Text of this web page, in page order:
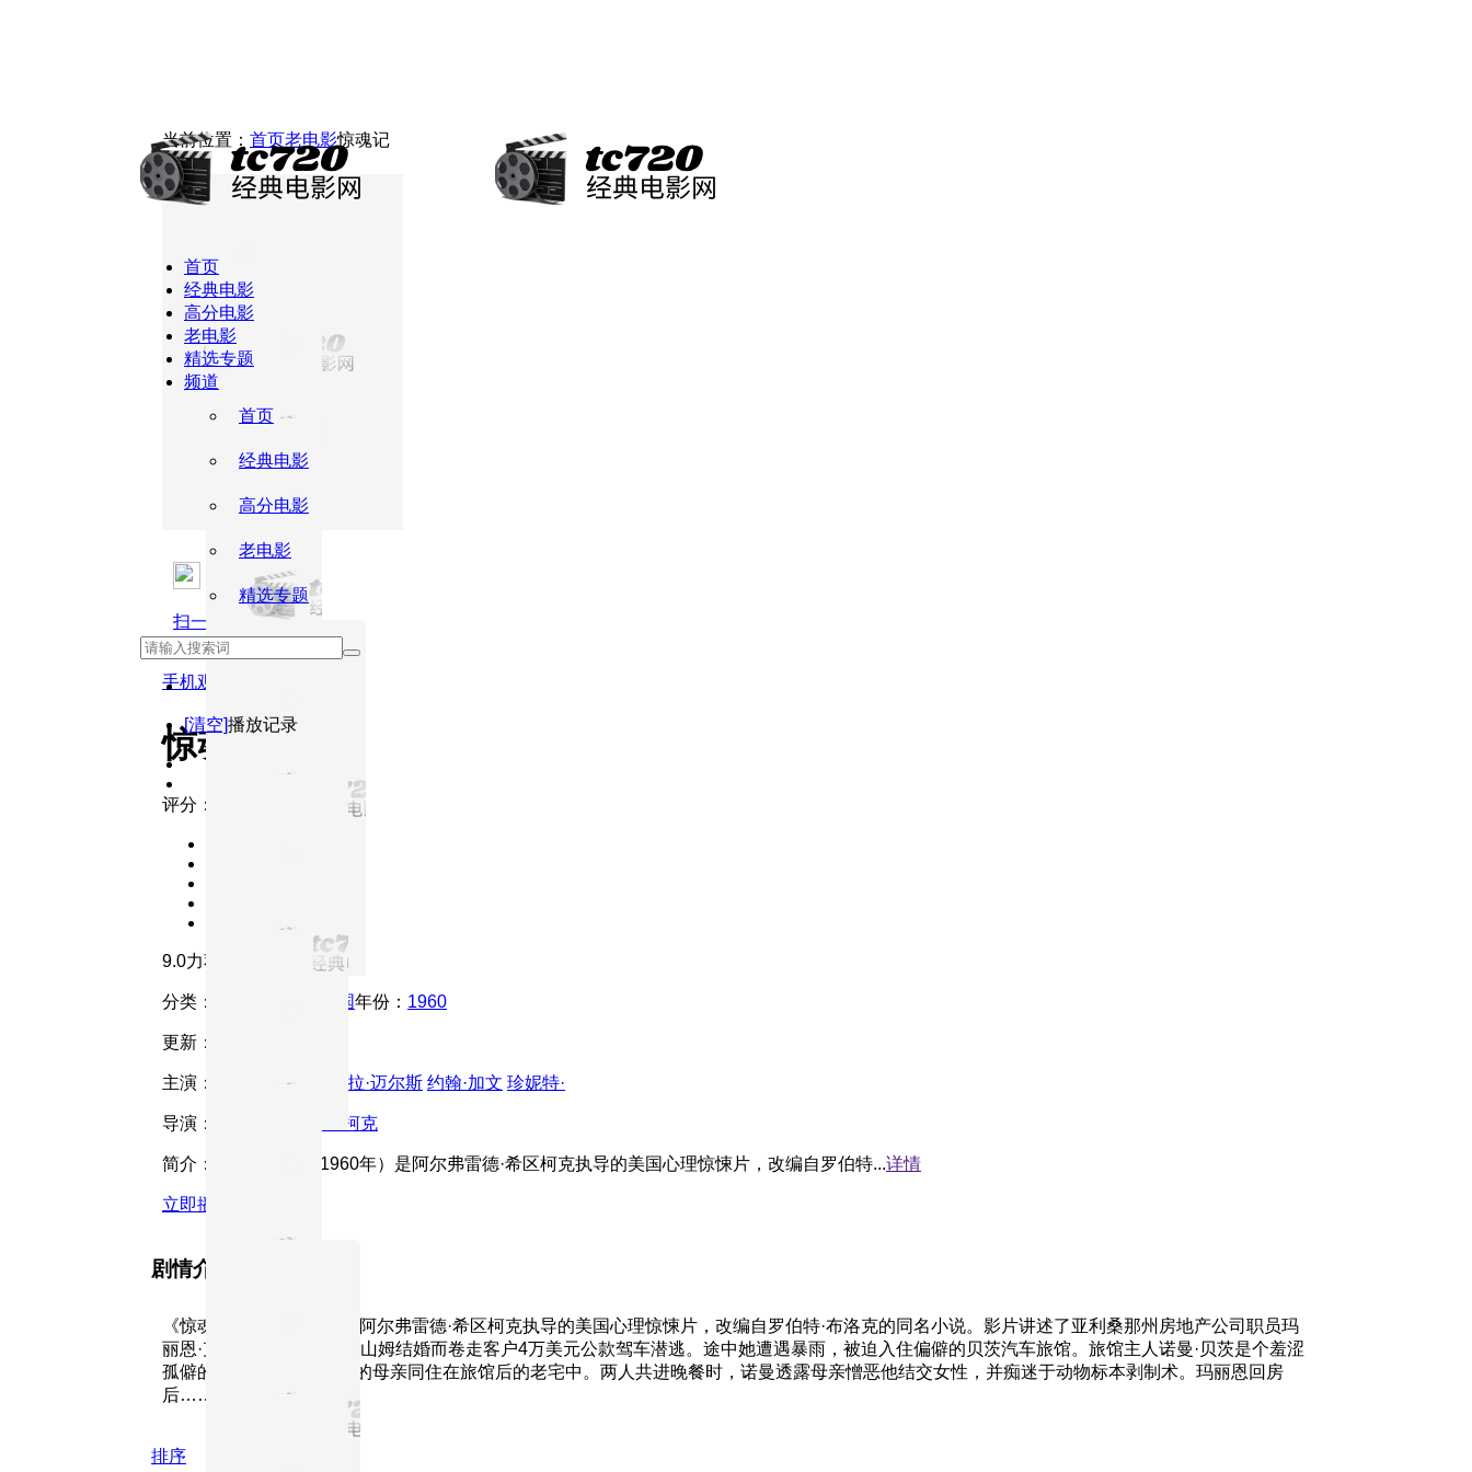
首页
经典电影
高分电影
老电影
精选专题
频道
首页
经典电影
高分电影
老电影
精选专题
[清空]播放记录
当前位置： 首页老电影惊魂记
扫一扫用手机观看
手机观看
惊魂记
评分：
9.0力荐
分类： 美国年份： 1960
更新：
主演： 安东尼·博金斯 维拉·迈尔斯 约翰·加文 珍妮特·
导演： 阿尔弗雷德·希区柯克
简介： 《惊魂记》（1960年）是阿尔弗雷德·希区柯克执导的美国心理惊悚片，改编自罗伯特...详情
立即播放
剧情介绍
《惊魂记》（1960年）是阿尔弗雷德·希区柯克执导的美国心理惊悚片，改编自罗伯特·布洛克的同名小说。影片讲述了亚利桑那州房地产公司职员玛
丽恩·克兰，因渴望与情人山姆结婚而卷走客户4万美元公款驾车潜逃。途中她遭遇暴雨，被迫入住偏僻的贝茨汽车旅馆。旅馆主人诺曼·贝茨是个羞涩
孤僻的青年，与性格专横的母亲同住在旅馆后的老宅中。两人共进晚餐时，诺曼透露母亲憎恶他结交女性，并痴迷于动物标本剥制术。玛丽恩回房
后……
排序